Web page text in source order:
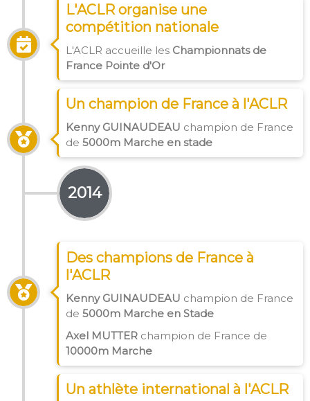
L'ACLR organise une
compétition nationale
L'ACLR accueille les Championnats de
France Pointe d'Or
Un champion de France à l'ACLR
Kenny GUINAUDEAU champion de France
de5000m Marche en stade
2014
Des champions de France à
l'ACLR
Kenny GUINAUDEAU champion de France
de5000m Marche en Stade
Axel MUTTER champion de France de
10000m Marche
Un athlète international à l'ACLR